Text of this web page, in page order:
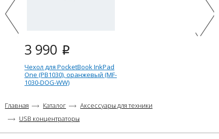
3 990 i
Чехол для PocketBook InkPad
One (PB1030), оранжевый (MF-
1030-DOG-WW)
Главная Каталог
Аксессуары для техники
USB концентраторы